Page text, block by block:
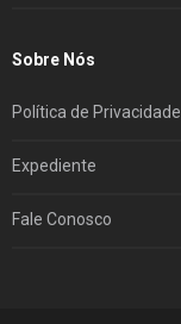
Sobre Nós
Política de Privacidade
Expediente
Fale Conosco